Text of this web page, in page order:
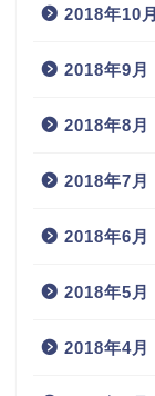
2018年10月
2018年9月
2018年8月
2018年7月
2018年6月
2018年5月
2018年4月